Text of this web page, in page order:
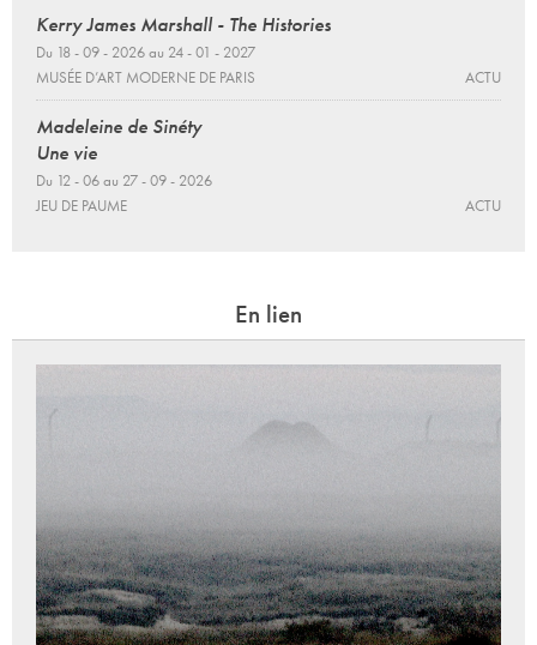
Kerry James Marshall - The Histories
Du 18 - 09 - 2026 au 24 - 01 - 2027
MUSÉE D’ART MODERNE DE PARIS
ACTU
Madeleine de Sinéty
Une vie
Du 12 - 06 au 27 - 09 - 2026
JEU DE PAUME
ACTU
En lien